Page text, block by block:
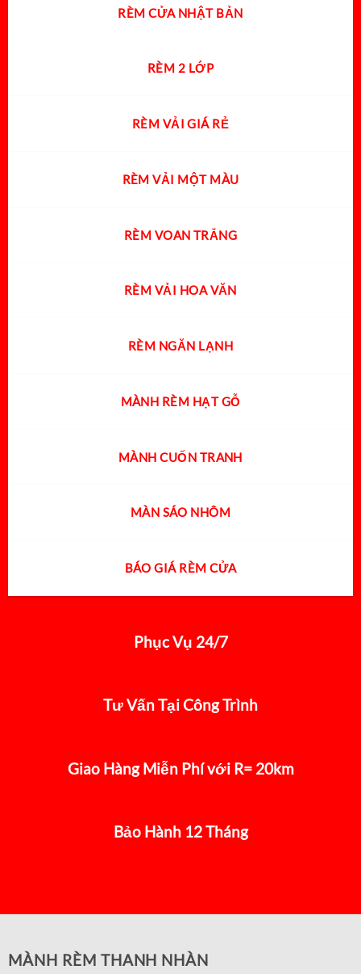
RÈM CỬA NHẬT BẢN
RÈM 2 LỚP
RÈM VẢI GIÁ RẺ
RÈM VẢI MỘT MÀU
RÈM VOAN TRẮNG
RÈM VẢI HOA VĂN
RÈM NGĂN LẠNH
MÀNH RÈM HẠT GỖ
MÀNH CUỐN TRANH
MÀN SÁO NHÔM
BÁO GIÁ RÈM CỬA
Phục Vụ 24/7
Tư Vấn Tại Công Trình
Giao Hàng Miễn Phí với R= 20km
Bảo Hành 12 Tháng
MÀNH RÈM THANH NHÀN